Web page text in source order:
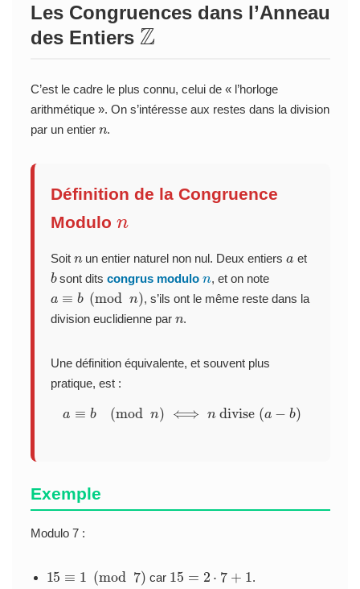
Les Congruences dans l’Anneau
des Entiers
Z
C’est le cadre le plus connu, celui de « l’horloge
arithmétique ». On s’intéresse aux restes dans la division
par un entier
.
Définition de la Congruence
Modulo
Soit un entier naturel non nul. Deux entiers et
bsont ditscongrus modulo , et on note
(mod )
, s’ils ont le même reste dans la
division euclidienne par
.
Une définition équivalente, et souvent plus
pratique, est :
a b(mod n) ⟺ divise(a− b )
Exemple
Modulo 7 :
15 (mod ) car 15 ⋅7 +1 .